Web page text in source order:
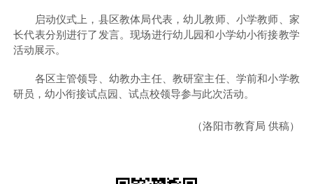
启动仪式上，县区教体局代表，幼儿教师、小学教师、家
长代表分别进行了发言。现场进行幼儿园和小学幼小衔接教学
活动展示。
各区主管领导、幼教办主任、教研室主任、学前和小学教
研员，幼小衔接试点园、试点校领导参与此次活动。
（洛阳市教育局 供稿）